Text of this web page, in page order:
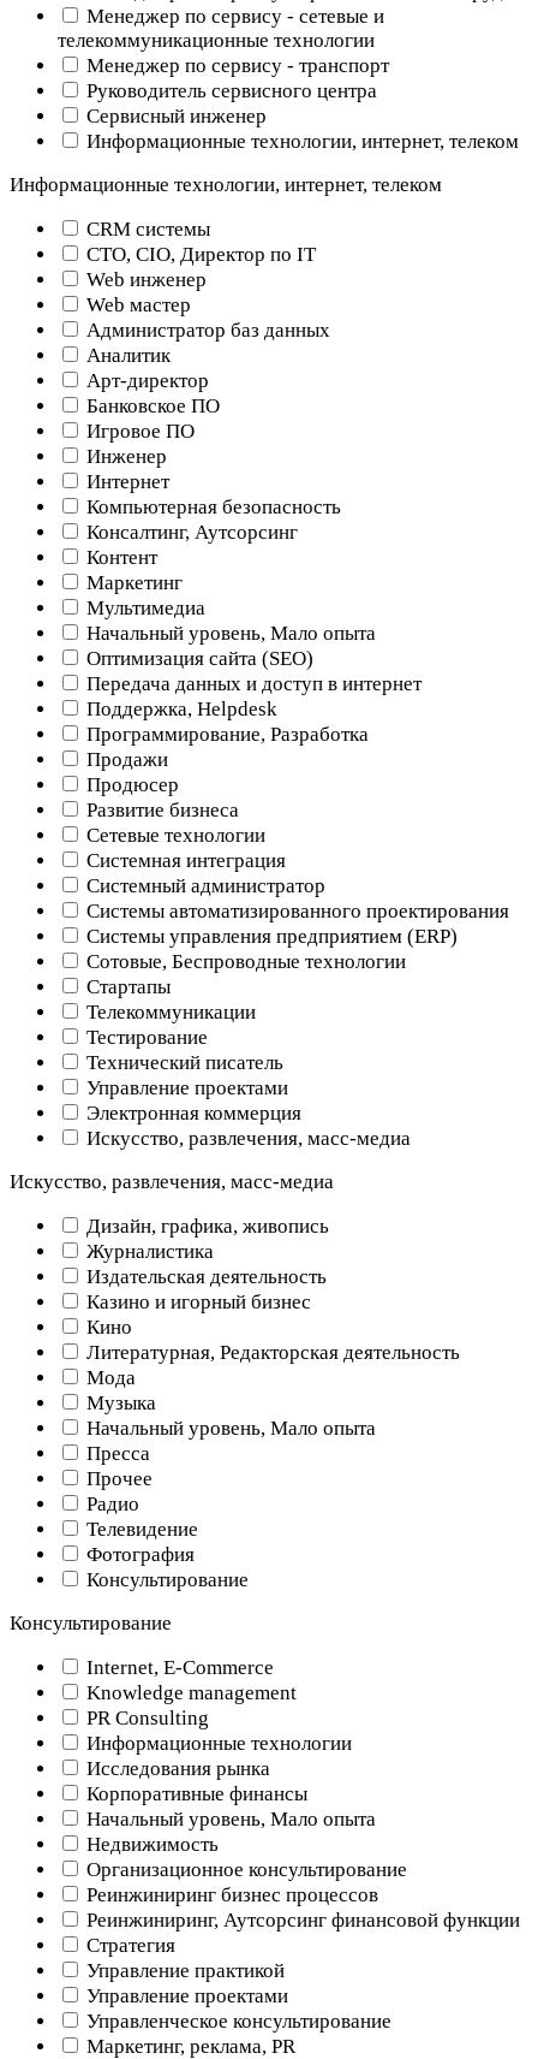
Менеджер по сервису - сетевые и
телекоммуникационные технологии
Менеджер по сервису - транспорт
Руководитель сервисного центра
Сервисный инженер
Информационные технологии, интернет, телеком
Информационные технологии, интернет, телеком
CRM системы
CTO, CIO, Директор по IT
Web инженер
Web мастер
Администратор баз данных
Аналитик
Арт-директор
Банковское ПО
Игровое ПО
Инженер
Интернет
Компьютерная безопасность
Консалтинг, Аутсорсинг
Контент
Маркетинг
Мультимедиа
Начальный уровень, Мало опыта
Оптимизация сайта (SEO)
Передача данных и доступ в интернет
Поддержка, Helpdesk
Программирование, Разработка
Продажи
Продюсер
Развитие бизнеса
Сетевые технологии
Системная интеграция
Системный администратор
Системы автоматизированного проектирования
Системы управления предприятием (ERP)
Сотовые, Беспроводные технологии
Стартапы
Телекоммуникации
Тестирование
Технический писатель
Управление проектами
Электронная коммерция
Искусство, развлечения, масс-медиа
Искусство, развлечения, масс-медиа
Дизайн, графика, живопись
Журналистика
Издательская деятельность
Казино и игорный бизнес
Кино
Литературная, Редакторская деятельность
Мода
Музыка
Начальный уровень, Мало опыта
Пресса
Прочее
Радио
Телевидение
Фотография
Консультирование
Консультирование
Internet, E-Commerce
Knowledge management
PR Consulting
Информационные технологии
Исследования рынка
Корпоративные финансы
Начальный уровень, Мало опыта
Недвижимость
Организационное консультирование
Реинжиниринг бизнес процессов
Реинжиниринг, Аутсорсинг финансовой функции
Стратегия
Управление практикой
Управление проектами
Управленческое консультирование
Маркетинг, реклама, PR